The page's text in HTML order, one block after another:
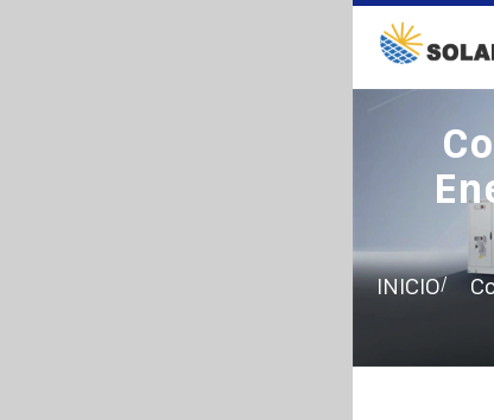
INICIO/